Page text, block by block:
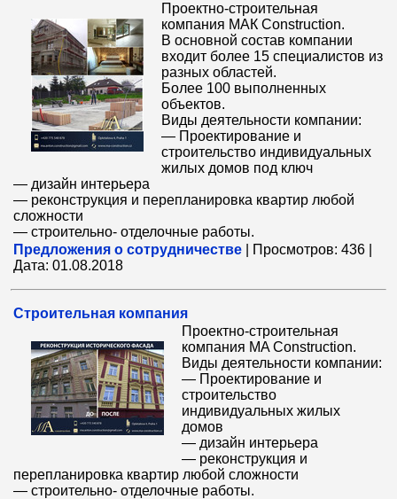
Проектно-строительная
компания MAК Construction.
В основной состав компании
входит более 15 специалистов из
разных областей.
Более 100 выполненных
объектов.
Виды деятельности компании:
— Проектирование и
строительство индивидуальных
жилых домов под ключ
— дизайн интерьера
— реконструкция и перепланировка квартир любой
сложности
— строительно- отделочные работы.
Предложения о сотрудничестве
Просмотров: 436
Дата: 01.08.2018
Cтроительная компания
Проектно-строительная
компания MA Construction.
Виды деятельности компании:
— Проектирование и
строительство
индивидуальных жилых
домов
— дизайн интерьера
— реконструкция и
перепланировка квартир любой сложности
— строительно- отделочные работы.